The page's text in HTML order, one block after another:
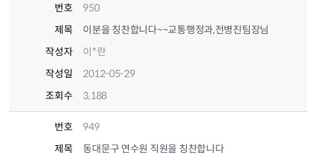
번호
950
제목
이분을 칭찬합니다~~교통행정과,전병진팀장님
작성자
이*란
작성일
2012-05-29
조회수
3,188
번호
949
제목
동대문구 연수원 직원을 칭찬합니다